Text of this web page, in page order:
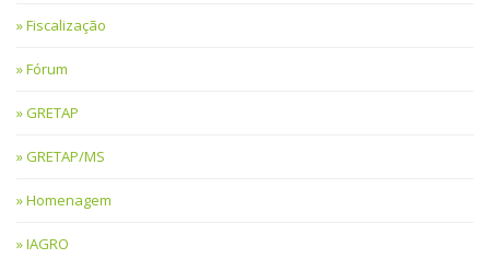
Fiscalização
Fórum
GRETAP
GRETAP/MS
Homenagem
IAGRO